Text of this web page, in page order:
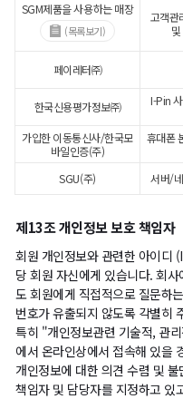
SGM제품을 사용하는 매장
(목록보기)
고객관
페이레터㈜
한국신용평가정보㈜
I-Pin
가입한 이동통신사/한국모
바일인증(주)
휴대폰
SGU(주)
서버/
제13조 개인정보 보호 책임자
회원 개인정보와 관련한 아이디
당 회원 자신에게 있습니다. 회
도 회원에게 직접적으로 질문하
번호가 유출되지 않도록 각별히
특히 "개인정보관련 기술적, 관
에서 온라인상에서 접속해 있을
개인정보에 대한 의견 수렴 및
책임자 및 담당자를 지정하고 있